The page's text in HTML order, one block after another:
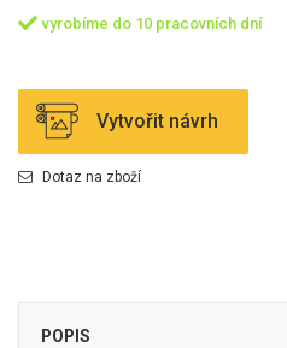
vyrobíme do 10 pracovních dní
Vytvořit návrh
Dotaz na zboží
POPIS